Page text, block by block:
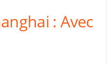
: Avec